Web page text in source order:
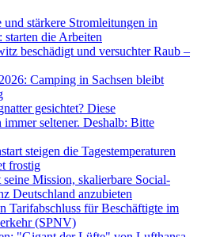
stärkere Stromleitungen in
die Arbeiten
beschädigt und versuchter Raub –
Camping in Sachsen bleibt
gesichtet? Diese
immer seltener. Deshalb: Bitte
steigen die Tagestemperaturen
frostig
Mission, skalierbare Social-
Deutschland anzubieten
Tarifabschluss für Beschäftigte im
(SPNV)